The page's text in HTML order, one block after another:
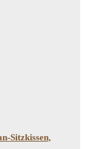
Sitzkissen,